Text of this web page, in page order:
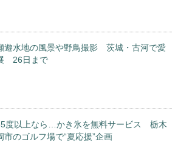
遊水地の風景や野鳥撮影 茨城・古河で愛
26日まで
度以上なら…かき氷を無料サービス 栃木
市のゴルフ場で“夏応援”企画